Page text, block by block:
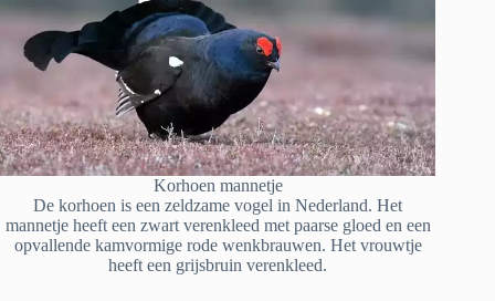
Korhoen mannetje
De korhoen is een zeldzame vogel in Nederland. Het
mannetje heeft een zwart verenkleed met paarse gloed en een
opvallende kamvormige rode wenkbrauwen. Het vrouwtje
heeft een grijsbruin verenkleed.